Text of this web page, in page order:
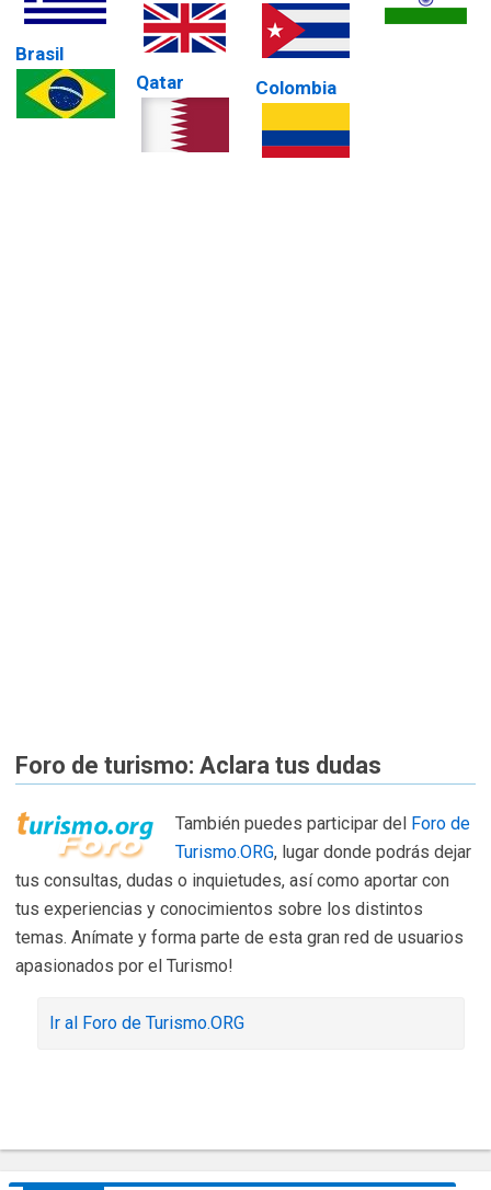
Brasil
Qatar Colombia
Foro de turismo: Aclara tus dudas
También puedes participar del Foro de
Turismo.ORG, lugar donde podrás dejar
tus consultas, dudas o inquietudes, así como aportar con
tus experiencias y conocimientos sobre los distintos
temas. Anímate y forma parte de esta gran red de usuarios
apasionados por el Turismo!
Ir al Foro de Turismo.ORG